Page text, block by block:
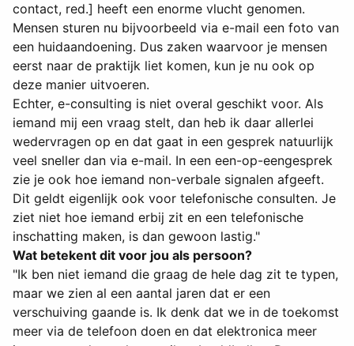
contact, red.] heeft een enorme vlucht genomen.
Mensen sturen nu bijvoorbeeld via e-mail een foto van
een huidaandoening. Dus zaken waarvoor je mensen
eerst naar de praktijk liet komen, kun je nu ook op
deze manier uitvoeren.
Echter, e-consulting is niet overal geschikt voor. Als
iemand mij een vraag stelt, dan heb ik daar allerlei
wedervragen op en dat gaat in een gesprek natuurlijk
veel sneller dan via e-mail. In een een-op-eengesprek
zie je ook hoe iemand non-verbale signalen afgeeft.
Dit geldt eigenlijk ook voor telefonische consulten. Je
ziet niet hoe iemand erbij zit en een telefonische
inschatting maken, is dan gewoon lastig."
Wat betekent dit voor jou als persoon?
"Ik ben niet iemand die graag de hele dag zit te typen,
maar we zien al een aantal jaren dat er een
verschuiving gaande is. Ik denk dat we in de toekomst
meer via de telefoon doen en dat elektronica meer